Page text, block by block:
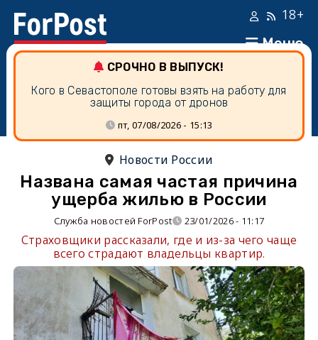
Меню
18+
СРОЧНО В ВЫПУСК!
Кого в Севастополе готовы взять на работу для
защиты города от дронов
пт, 07/08/2026 - 15:13
Новости России
Названа самая частая причина
ущерба жилью в России
Служба новостей ForPost 23/01/2026 - 11:17
Страховщики рассказали, где и из-за чего чаще
всего страдают владельцы квартир.